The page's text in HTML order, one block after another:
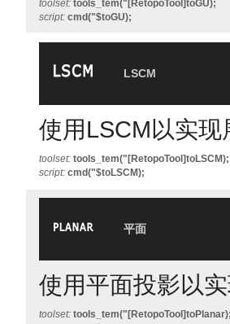
toolset: tools_tem("[RetopoTool]toGU);
script: cmd("$toGU);
LSCM
使用LSCM以实现
toolset: tools_tem("[RetopoTool]toLSCM);
script: cmd("$toLSCM);
平面
使用平面投影以
toolset: